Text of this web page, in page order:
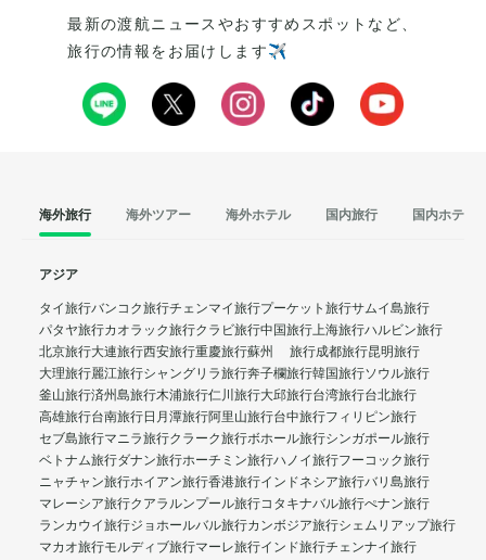
最新の渡航ニュースやおすすめスポットなど、
旅行の情報をお届けします✈️
海外旅行 海外ツアー 海外ホテル 国内旅行 国内ホテル
アジア
タイ旅行バンコク旅行チェンマイ旅行プーケット旅行サムイ島旅行
パタヤ旅行カオラック旅行クラビ旅行中国旅行上海旅行ハルビン旅行
北京旅行大連旅行西安旅行重慶旅行蘇州 旅行成都旅行昆明旅行
大理旅行麗江旅行シャングリラ旅行奔子欄旅行韓国旅行ソウル旅行
釜山旅行済州島旅行木浦旅行仁川旅行大邱旅行台湾旅行台北旅行
高雄旅行台南旅行日月潭旅行阿里山旅行台中旅行フィリピン旅行
セブ島旅行マニラ旅行クラーク旅行ボホール旅行シンガポール旅行
ベトナム旅行ダナン旅行ホーチミン旅行ハノイ旅行フーコック旅行
ニャチャン旅行ホイアン旅行香港旅行インドネシア旅行バリ島旅行
マレーシア旅行クアラルンプール旅行コタキナバル旅行ぺナン旅行
ランカウイ旅行ジョホールバル旅行カンボジア旅行シェムリアップ旅行
マカオ旅行モルディブ旅行マーレ旅行インド旅行チェンナイ旅行